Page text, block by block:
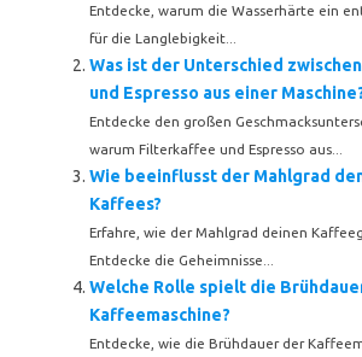
Entdecke, warum die Wasserhärte ein
für die Langlebigkeit...
Was ist der Unterschied
und Espresso aus einer
Entdecke den großen
warum Filterkaffee und Espresso aus...
Wie beeinflusst der Mahlgrad
Kaffees?
Erfahre, wie der Mahlgrad deinen
Entdecke die Geheimnisse...
Welche Rolle spielt die
Kaffeemaschine?
Entdecke, wie die Brühdauer der